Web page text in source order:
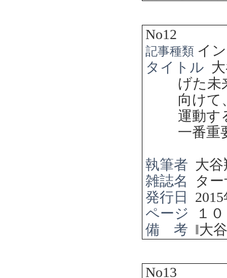
No12
記事種類 イ
タイトル
げた未
向け
運動す
一番重
執筆者 大
雑誌名
タ
発行日
2015
ページ
１
備 考 ‖大
No13